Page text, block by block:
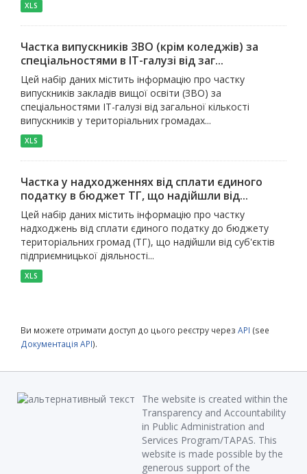
XLS
Частка випускників ЗВО (крім коледжів) за
спеціальностями в ІТ-галузі від заг...
Цей набір даних містить інформацію про частку
випускників закладів вищої освіти (ЗВО) за
спеціальностями ІТ-галузі від загальної кількості
випускників у територіальних громадах...
XLS
Частка у надходженнях від сплати єдиного
податку в бюджет ТГ, що надійшли від...
Цей набір даних містить інформацію про частку
надходжень від сплати єдиного податку до бюджету
територіальних громад (ТГ), що надійшли від суб'єктів
підприємницької діяльності...
XLS
Ви можете отримати доступ до цього реєстру через API (see
Документація API).
The website is created within the
Transparency and Accountability
in Public Administration and
Services Program/TAPAS. This
website is made possible by the
generous support of the